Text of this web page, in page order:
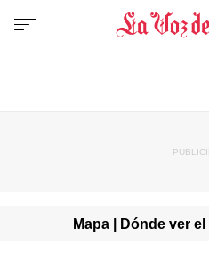
Mapa | Dónde ver